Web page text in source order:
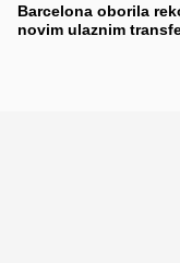
Barcelona oborila
novim ulaznim